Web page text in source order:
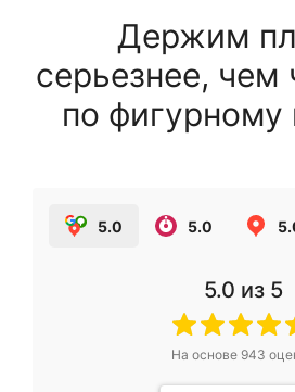
Держим
серьезнее,
по фигурному
5.0 5.0
5.0 из 5
На основе 943